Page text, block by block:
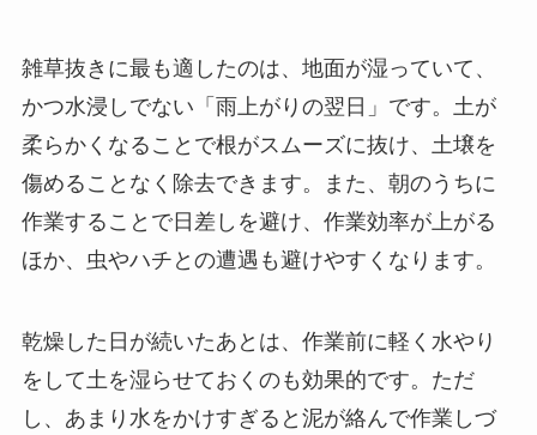
雑草抜きに最も適したのは、地面が湿っていて、
かつ水浸しでない「雨上がりの翌日」です。土が
柔らかくなることで根がスムーズに抜け、土壌を
傷めることなく除去できます。また、朝のうちに
作業することで日差しを避け、作業効率が上がる
ほか、虫やハチとの遭遇も避けやすくなります。
乾燥した日が続いたあとは、作業前に軽く水やり
をして土を湿らせておくのも効果的です。ただ
し、あまり水をかけすぎると泥が絡んで作業しづ